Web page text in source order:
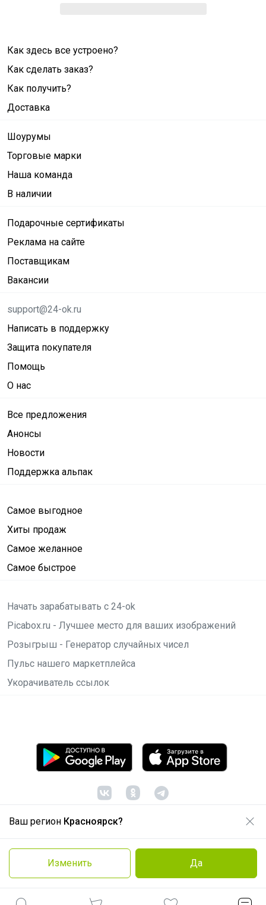
Ваш регион Красноярск?
Изменить Да
Как здесь все устроено?
Как сделать заказ?
Как получить?
Доставка
Шоурумы
Торговые марки
Наша команда
В наличии
Подарочные сертификаты
Реклама на сайте
Поставщикам
Вакансии
support@24-ok.ru
Написать в поддержку
Защита покупателя
Помощь
О нас
Все предложения
Анонсы
Новости
Поддержка альпак
Самое выгодное
Хиты продаж
Самое желанное
Самое быстрое
Начать зарабатывать с 24-ok
Picabox.ru - Лучшее место для ваших изображений
Розыгрыш - Генератор случайных чисел
Пульс нашего маркетплейса
Укорачиватель ссылок
© ООО "Лявита", ОГРН 1122468054070, 2012 -2026
Политика конфиденциальности
Cоглашение пользователя